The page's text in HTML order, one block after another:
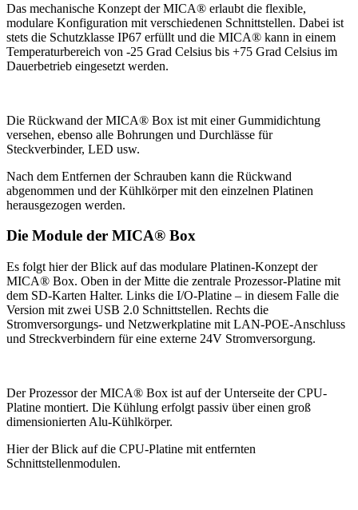
Das mechanische Konzept der MICA® erlaubt die flexible,
modulare Konfiguration mit verschiedenen Schnittstellen. Dabei ist
stets die Schutzklasse IP67 erfüllt und die MICA® kann in einem
Temperaturbereich von -25 Grad Celsius bis +75 Grad Celsius im
Dauerbetrieb eingesetzt werden.
Die Rückwand der MICA® Box ist mit einer Gummidichtung
versehen, ebenso alle Bohrungen und Durchlässe für
Steckverbinder, LED usw.
Nach dem Entfernen der Schrauben kann die Rückwand
abgenommen und der Kühlkörper mit den einzelnen Platinen
herausgezogen werden.
Die Module der MICA® Box
Es folgt hier der Blick auf das modulare Platinen-Konzept der
MICA® Box. Oben in der Mitte die zentrale Prozessor-Platine mit
dem SD-Karten Halter. Links die I/O-Platine – in diesem Falle die
Version mit zwei USB 2.0 Schnittstellen. Rechts die
Stromversorgungs- und Netzwerkplatine mit LAN-POE-Anschluss
und Streckverbindern für eine externe 24V Stromversorgung.
Der Prozessor der MICA® Box ist auf der Unterseite der CPU-
Platine montiert. Die Kühlung erfolgt passiv über einen groß
dimensionierten Alu-Kühlkörper.
Hier der Blick auf die CPU-Platine mit entfernten
Schnittstellenmodulen.